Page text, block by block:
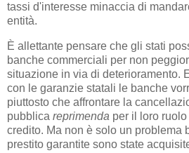
tassi d'interesse minaccia di
entità.
È allettante pensare che gli stati
banche commerciali per non
situazione in via di deterioramento.
con le garanzie statali le banche
piuttosto che affrontare la
pubblica reprimenda per il loro
credito. Ma non è solo un problema
prestito garantite sono state